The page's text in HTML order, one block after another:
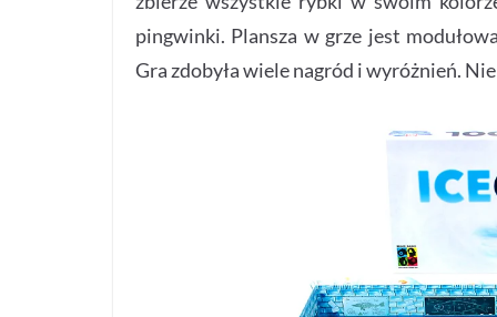
pingwinki. Plansza w grze jest
Gra zdobyła wiele nagród i wyróżnień.